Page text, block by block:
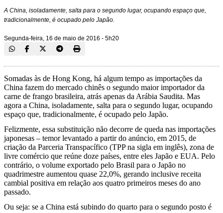
A China, isoladamente, salta para o segundo lugar, ocupando espaço que,
tradicionalmente, é ocupado pelo Japão.
Segunda-feira, 16 de maio de 2016 - 5h20
Somadas às de Hong Kong, há algum tempo as importações da
China fazem do mercado chinês o segundo maior importador da
carne de frango brasileira, atrás apenas da Arábia Saudita. Mas
agora a China, isoladamente, salta para o segundo lugar, ocupando
espaço que, tradicionalmente, é ocupado pelo Japão.
Felizmente, essa substituição não decorre de queda nas importações
japonesas – temor levantado a partir do anúncio, em 2015, de
criação da Parceria Transpacífico (TPP na sigla em inglês), zona de
livre comércio que reúne doze países, entre eles Japão e EUA. Pelo
contrário, o volume exportado pelo Brasil para o Japão no
quadrimestre aumentou quase 22,0%, gerando inclusive receita
cambial positiva em relação aos quatro primeiros meses do ano
passado.
Ou seja: se a China está subindo do quarto para o segundo posto é